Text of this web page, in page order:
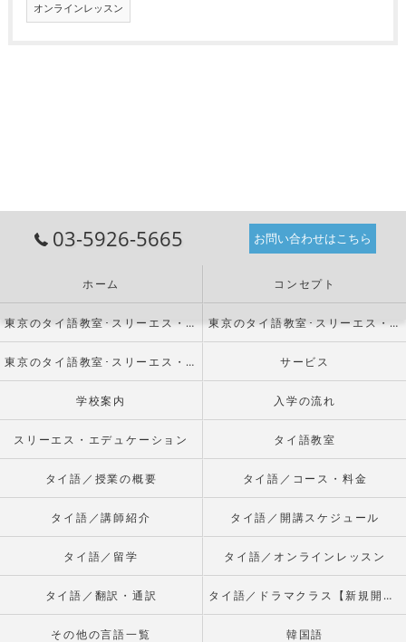
オンラインレッスン
03-5926-5665 お問い合わせはこちら
ホーム コンセプト
東京のタイ語教室･スリーエス・エデュケーションの口コミ情報 東京のタイ語教室･スリーエス・エデュケーションの評判
東京のタイ語教室･スリーエス・エデュケーションのお客様の声 サービス
学校案内 入学の流れ
スリーエス・エデュケーション タイ語教室
タイ語／授業の概要 タイ語／コース・料金
タイ語／講師紹介 タイ語／開講スケジュール
タイ語／留学 タイ語／オンラインレッスン
タイ語／翻訳・通訳 タイ語／ドラマクラス【新規開校】
その他の言語一覧 韓国語